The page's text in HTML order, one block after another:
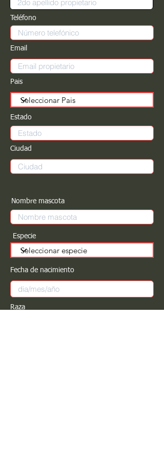
Teléfono
Email
Pais
Estado
Ciudad
Nombre mascota
Especie
Fecha de nacimiento
Raza